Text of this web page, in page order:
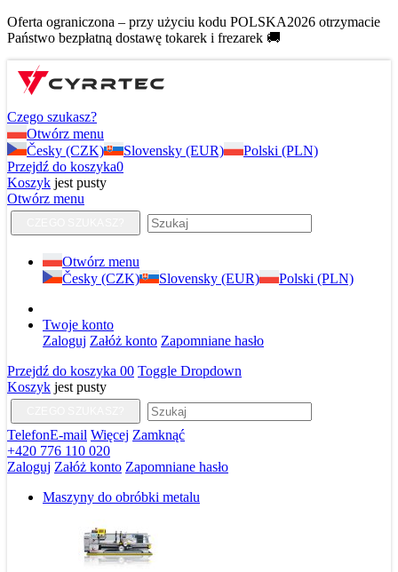
Oferta ograniczona – przy użyciu kodu POLSKA2026 otrzymacie
Państwo bezpłatną dostawę tokarek i frezarek 🚚
Czego szukasz?
Otwórz menu
Česky (CZK)
Slovensky (EUR)
Polski (PLN)
Przejdź do koszyka0
Koszyk jest pusty
Otwórz menu
Otwórz menu
Česky (CZK)
Slovensky (EUR) Polski (PLN)
Twoje konto
Zaloguj Załóż konto Zapomniane hasło
Przejdź do koszyka 00 Toggle Dropdown
Koszyk jest pusty
TelefonE-mail Więcej Zamknąć
+420 776 110 020
Zaloguj Załóż konto Zapomniane hasło
Maszyny do obróbki metalu